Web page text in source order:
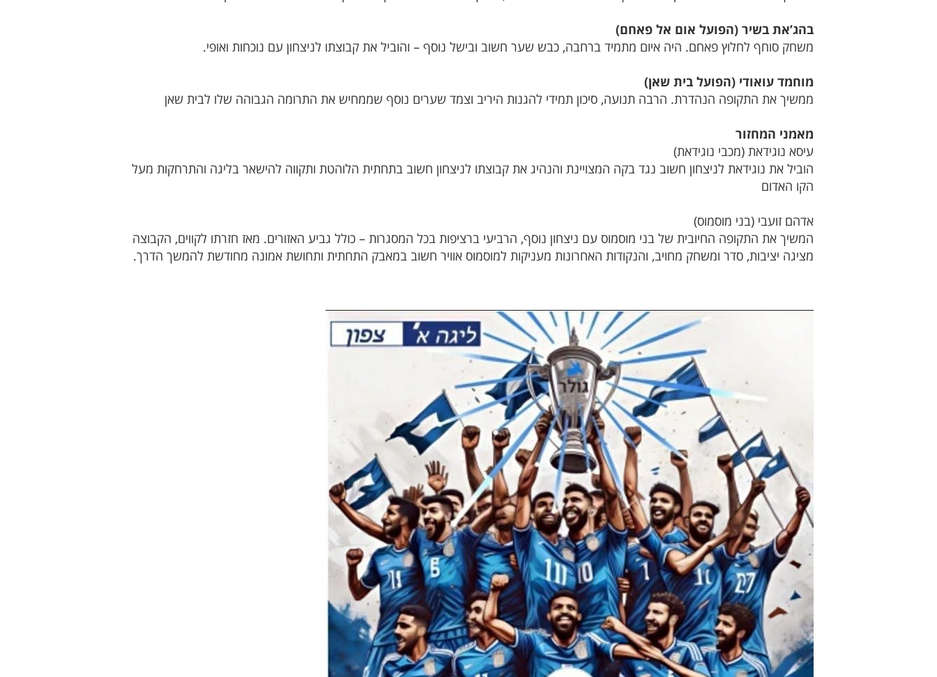
בהג’את בשיר (הפועל אום אל פאחם)
משחק סוחף לחלוץ פאחם. היה איום מתמיד ברחבה, כבש שער חשוב ובישל נוסף – והוביל את קבוצתו לניצחון עם נוכחות ואופי.
מוחמד עואודי (הפועל בית שאן)
ממשיך את התקופה הנהדרת. הרבה תנועה, סיכון תמידי להגנות היריב וצמד שערים נוסף שממחיש את התרומה הגבוהה שלו לבית שאן
מאמני המחזור
עיסא נוגידאת (מכבי נוגידאת)
הוביל את נוגידאת לניצחון חשוב נגד בקה המצויינת והנהיג את קבוצתו לניצחון חשוב בתחתית הלוהטת ותקווה להישאר בליגה והתרחקות מעל
הקו האדום
אדהם זועבי (בני מוסמוס)
המשיך את התקופה החיובית של בני מוסמוס עם ניצחון נוסף, הרביעי ברציפות בכל המסגרות – כולל גביע האזורים. מאז חזרתו לקווים, הקבוצה
מציגה יציבות, סדר ומשחק מחויב, והנקודות האחרונות מעניקות למוסמוס אוויר חשוב במאבק התחתית ותחושת אמונה מחודשת להמשך הדרך.